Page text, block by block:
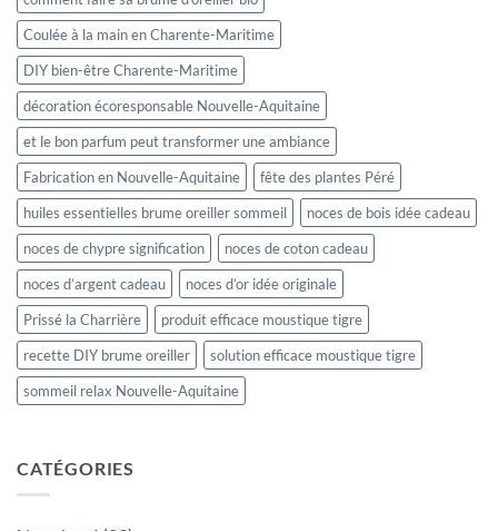
Coulée à la main en Charente-Maritime
DIY bien-être Charente-Maritime
décoration écoresponsable Nouvelle-Aquitaine
et le bon parfum peut transformer une ambiance
Fabrication en Nouvelle-Aquitaine
fête des plantes Péré
huiles essentielles brume oreiller sommeil
noces de bois idée cadeau
noces de chypre signification
noces de coton cadeau
noces d’argent cadeau
noces d’or idée originale
Prissé la Charrière
produit efficace moustique tigre
recette DIY brume oreiller
solution efficace moustique tigre
sommeil relax Nouvelle-Aquitaine
CATÉGORIES